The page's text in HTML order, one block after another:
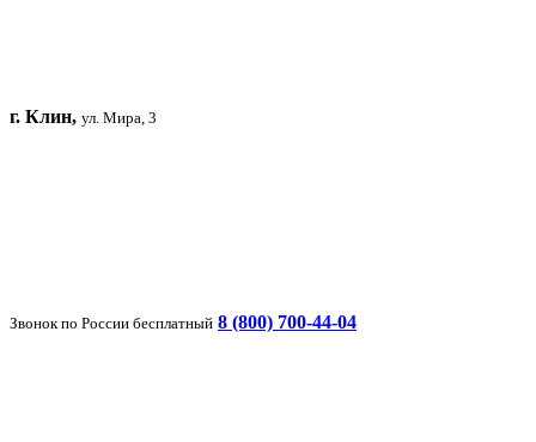
г. Клин, ул. Мира, 3
Звонок по России бесплатный 8 (800) 700-44-04